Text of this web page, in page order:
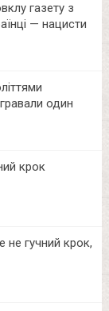
газету з
— нацисти
один
крок
не гучний крок,